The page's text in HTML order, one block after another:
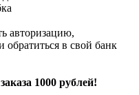
авторизацию,
обратиться в свой банк
1000 рублей!